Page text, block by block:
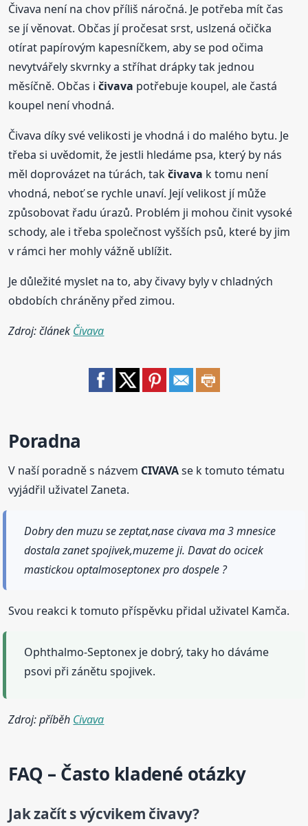
Čivava není na chov příliš náročná. Je potřeba mít čas
se jí věnovat. Občas jí pročesat srst, uslzená očička
otírat papírovým kapesníčkem, aby se pod očima
nevytvářely skvrnky a stříhat drápky tak jednou
měsíčně. Občas ičivava potřebuje koupel, ale častá
koupel není vhodná.
Čivava díky své velikosti je vhodná i do malého bytu. Je
třeba si uvědomit, že jestli hledáme psa, který by nás
měl doprovázet na túrách, takčivava k tomu není
vhodná, neboť se rychle unaví. Její velikost jí může
způsobovat řadu úrazů. Problém ji mohou činit vysoké
schody, ale i třeba společnost vyšších psů, které by jim
v rámci her mohly vážně ublížit.
Je důležité myslet na to, aby čivavy byly v chladných
obdobích chráněny před zimou.
Zdroj: článek Čivava
Poradna
V naší poradně s názvem CIVAVAse k tomuto tématu
vyjádřil uživatel Zaneta.
Dobry den muzu se zeptat,nase civava ma 3 mnesice
dostala zanet spojivek,muzeme ji. Davat do ocicek
mastickou optalmoseptonex pro dospele ?
Svou reakci k tomuto příspěvku přidal uživatel Kamča.
Ophthalmo-Septonex je dobrý, taky ho dáváme
psovi při zánětu spojivek.
Zdroj: příběh Civava
FAQ – Často kladené otázky
Jak začít s výcvikem čivavy?